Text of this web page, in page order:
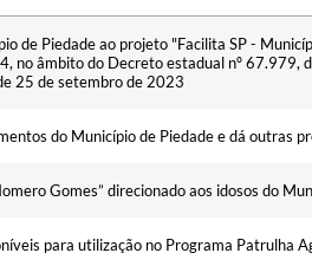
de Piedade ao projeto "Facilita SP -
no âmbito do Decreto estadual nº 67.979,
25 de setembro de 2023
do Município de Piedade e dá outras
Gomes” direcionado aos idosos do
para utilização no Programa Patrulha